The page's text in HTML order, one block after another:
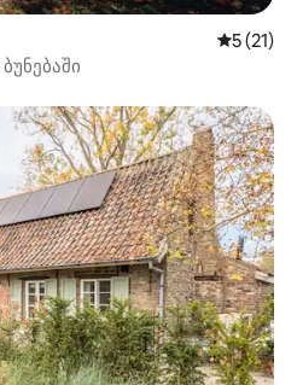
საშუალო
5 (21)
ვარიანტი